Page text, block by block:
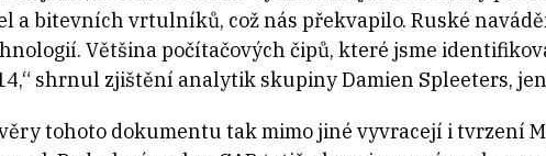
a bitevních vrtulníků, což nás překvapilo. Ruské
Většina počítačových čipů, které jsme
shrnul zjištění analytik skupiny Damien Spleeters,
tohoto dokumentu tak mimo jiné vyvracejí i tvrzení